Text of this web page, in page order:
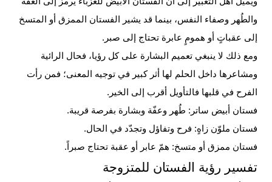
والطُهر وصفاء النفس، بينما قد يشير الفستان الممزق أو المتسخ
إلى عقباتٍ أو همومٍ عابرة تحتاج إلى صبر.
ومع ذلك لا ينبغي تعميم البشارة على كل رؤيا، فحال الرائية
ومشاعرها داخل الحلم لها أثر كبير في توجيه المعنى؛ فمن رأت
الفرح في قلبها فالتأويل أقرب إلى الخير.
فستان أبيض ساتر: طُهر وعفّة وبشارة بفرصة قريبة.
فستان ملوّن زاهٍ: فرح وتفاؤل وتجدّد في الحال.
فستان ممزق أو متسخ: همّ عابر أو عقبة تحتاج صبراً.
تفسير رؤية الفستان للمتزوجة